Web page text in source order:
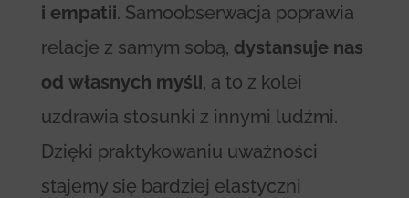
i empatii. Samoobserwacja poprawia
relacje z samym sobą, dystansuje nas
od własnych myśli, a to z kolei
uzdrawia stosunki z innymi ludźmi.
Dzięki praktykowaniu uważności
stajemy się bardziej elastyczni